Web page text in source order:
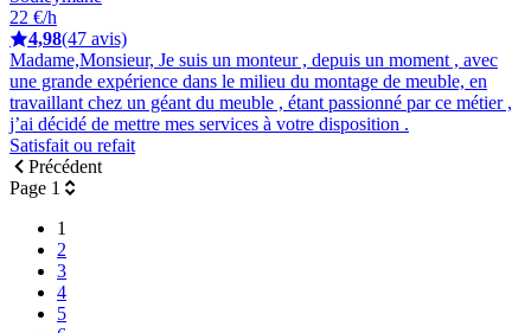
22 €/h
4,98(47 avis)
Madame,Monsieur, Je suis un monteur , depuis un moment , avec
une grande expérience dans le milieu du montage de meuble, en
travaillant chez un géant du meuble , étant passionné par ce métier ,
j’ai décidé de mettre mes services à votre disposition .
Satisfait ou refait
Précédent
Page 1
1
2
3
4
5